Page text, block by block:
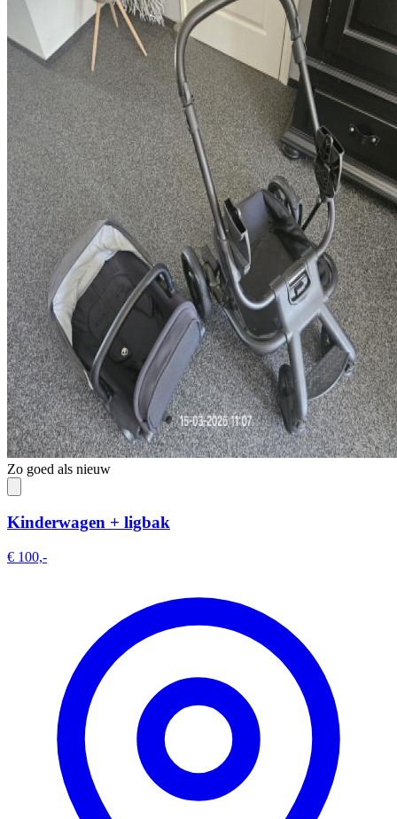
Zo goed als nieuw
Kinderwagen + ligbak
€ 100,-